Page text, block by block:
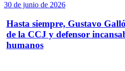
30 de junio de 2026
Hasta siempre, Gustavo
de la CCJ y defensor
humanos